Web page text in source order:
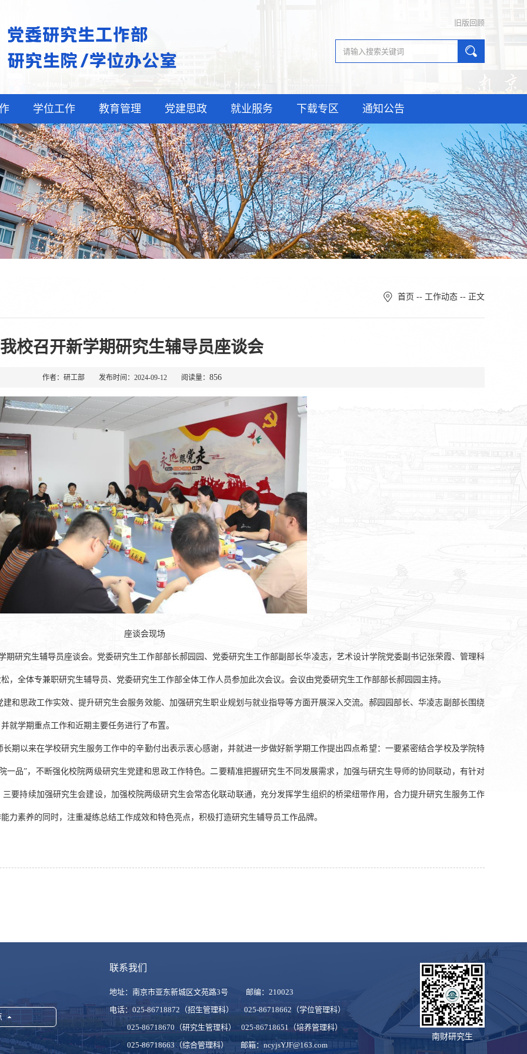
旧版回顾
学位工作 教育管理 党建思政 就业服务 下载专区 通知公告
首页 -- 工作动态 -- 正文
我校召开新学期研究生辅导员座谈会
作者：研工部 发布时间：2024-09-12 阅读量： 856
座谈会现场
期研究生辅导员座谈会。党委研究生工作部部长郝园园、党委研究生工作部副部长华凌志，艺术设计学院党委副书记张荣霞、管理科
，全体专兼职研究生辅导员、党委研究生工作部全体工作人员参加此次会议。会议由党委研究生工作部部长郝园园主持。
和思政工作实效、提升研究生会服务效能、加强研究生职业规划与就业指导等方面开展深入交流。郝园园部长、华凌志副部长围绕
就学期重点工作和近期主要任务进行了布置。
期以来在学校研究生服务工作中的辛勤付出表示衷心感谢，并就进一步做好新学期工作提出四点希望：一要紧密结合学校及学院特
一品”，不断强化校院两级研究生党建和思政工作特色。二要精准把握研究生不同发展需求，加强与研究生导师的协同联动，有针对
要持续加强研究生会建设，加强校院两级研究生会常态化联动联通，充分发挥学生组织的桥梁纽带作用，合力提升研究生服务工作
力素养的同时，注重凝练总结工作成效和特色亮点，积极打造研究生辅导员工作品牌。
联系我们
地址：南京市亚东新城区文苑路3号 邮编：210023
电话：025-86718872（招生管理科） 025-86718662（学位管理科）
025-86718670（研究生管理科） 025-86718651（培养管理科）
025-86718663（综合管理科） 邮箱：ncyjsYJF@163.com
南财研究生